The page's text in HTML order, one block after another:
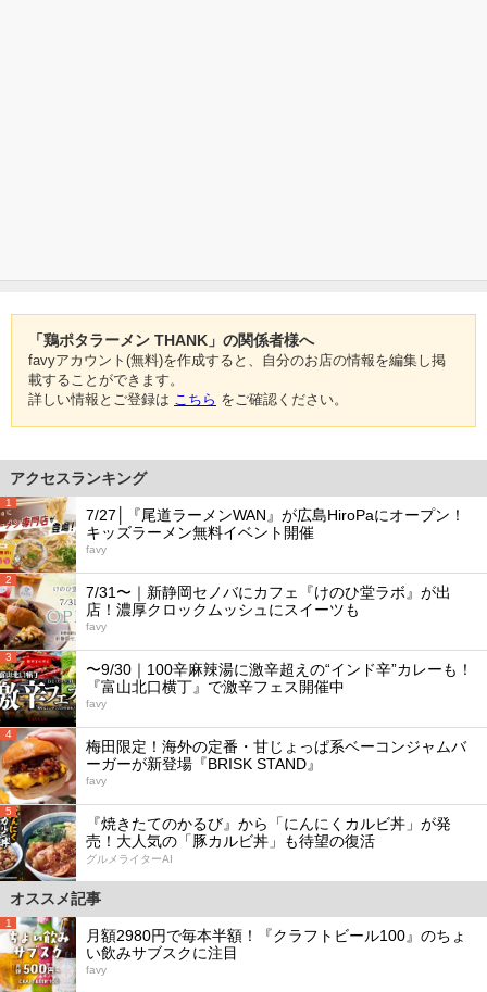
「鶏ポタラーメン THANK」の関係者様へ
favyアカウント(無料)を作成すると、自分のお店の情報を編集し掲
載することができます。
詳しい情報とご登録は こちら をご確認ください。
アクセスランキング
1
7/27│『尾道ラーメンWAN』が広島HiroPaにオープン！
キッズラーメン無料イベント開催
favy
2
7/31〜｜新静岡セノバにカフェ『けのひ堂ラボ』が出
店！濃厚クロックムッシュにスイーツも
favy
3
〜9/30｜100辛麻辣湯に激辛超えの“インド辛”カレーも！
『富山北口横丁』で激辛フェス開催中
favy
4
梅田限定！海外の定番・甘じょっぱ系ベーコンジャムバ
ーガーが新登場『BRISK STAND』
favy
5
『焼きたてのかるび』から「にんにくカルビ丼」が発
売！大人気の「豚カルビ丼」も待望の復活
グルメライターAI
オススメ記事
1
月額2980円で毎本半額！『クラフトビール100』のちょ
い飲みサブスクに注目
favy